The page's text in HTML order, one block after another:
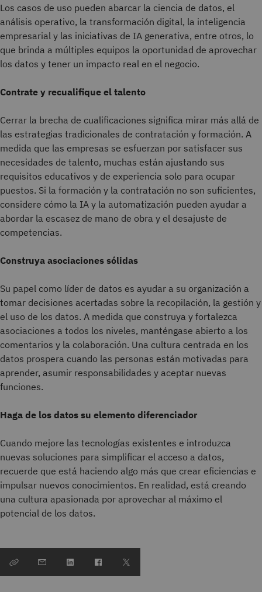
Los casos de uso pueden abarcar la ciencia de datos, el
análisis operativo, la transformación digital, la inteligencia
empresarial y las iniciativas de IA generativa, entre otros, lo
que brinda a múltiples equipos la oportunidad de aprovechar
los datos y tener un impacto real en el negocio.
Contrate y recualifique el talento
Cerrar la brecha de cualificaciones significa mirar más allá de
las estrategias tradicionales de contratación y formación. A
medida que las empresas se esfuerzan por satisfacer sus
necesidades de talento, muchas están ajustando sus
requisitos educativos y de experiencia solo para ocupar
puestos. Si la formación y la contratación no son suficientes,
considere cómo la IA y la automatización pueden ayudar a
abordar la escasez de mano de obra y el desajuste de
competencias.
Construya asociaciones sólidas
Su papel como líder de datos es ayudar a su organización a
tomar decisiones acertadas sobre la recopilación, la gestión y
el uso de los datos. A medida que construya y fortalezca
asociaciones a todos los niveles, manténgase abierto a los
comentarios y la colaboración. Una cultura centrada en los
datos prospera cuando las personas están motivadas para
aprender, asumir responsabilidades y aceptar nuevas
funciones.
Haga de los datos su elemento diferenciador
Cuando mejore las tecnologías existentes e introduzca
nuevas soluciones para simplificar el acceso a datos,
recuerde que está haciendo algo más que crear eficiencias e
impulsar nuevos conocimientos. En realidad, está creando
una cultura apasionada por aprovechar al máximo el
potencial de los datos.